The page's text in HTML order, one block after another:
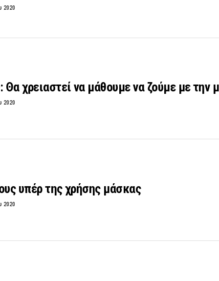
2020
Θα χρειαστεί να μάθουμε να ζούμε με την
2020
υπέρ της χρήσης μάσκας
2020